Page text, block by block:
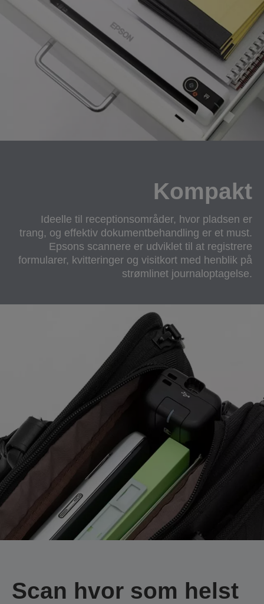
Kompakt
Ideelle til receptionsområder, hvor pladsen er
trang, og effektiv dokumentbehandling er et must.
Epsons scannere er udviklet til at registrere
formularer, kvitteringer og visitkort med henblik på
strømlinet journaloptagelse.
Scan hvor som helst